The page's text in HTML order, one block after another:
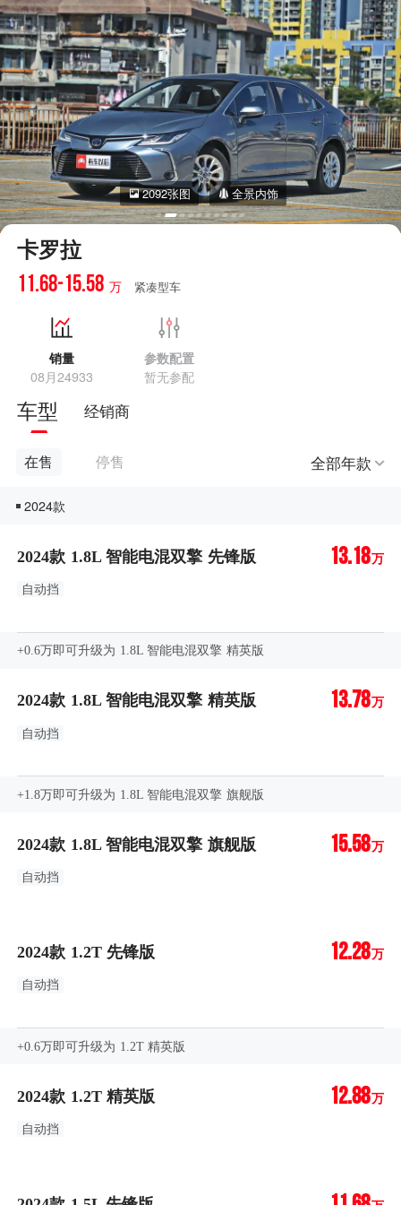
2092张图 全景内饰
卡罗拉
11.68-15.58 万 紧凑型车
销量
08月24933
参数配置
暂无参配
车型 经销商
在售 停售 全部年款
2024款
2024款 1.8L 智能电混双擎 先锋版 13.18万
自动挡
+0.6万即可升级为 1.8L 智能电混双擎 精英版
2024款 1.8L 智能电混双擎 精英版 13.78万
自动挡
+1.8万即可升级为 1.8L 智能电混双擎 旗舰版
2024款 1.8L 智能电混双擎 旗舰版 15.58万
自动挡
2024款 1.2T 先锋版 12.28万
自动挡
+0.6万即可升级为 1.2T 精英版
2024款 1.2T 精英版 12.88万
自动挡